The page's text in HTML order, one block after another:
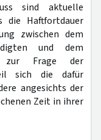
sind aktuelle
die Haftfortdauer
zwischen dem
und dem
zur Frage der
sich die dafür
angesichts der
Zeit in ihrer